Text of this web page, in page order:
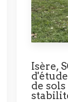
Isère,
de